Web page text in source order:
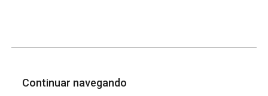
Continuar navegando